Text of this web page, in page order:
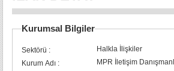
Kurumsal Bilgiler
Sektörü :
Halkla İlişkiler
Kurum Adı :
MPR İletişim